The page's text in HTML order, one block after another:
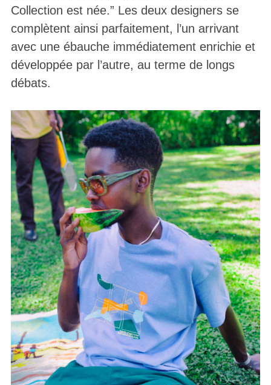
Collection est née.” Les deux designers se
complètent ainsi parfaitement, l’un arrivant
avec une ébauche immédiatement enrichie et
développée par l’autre, au terme de longs
débats.